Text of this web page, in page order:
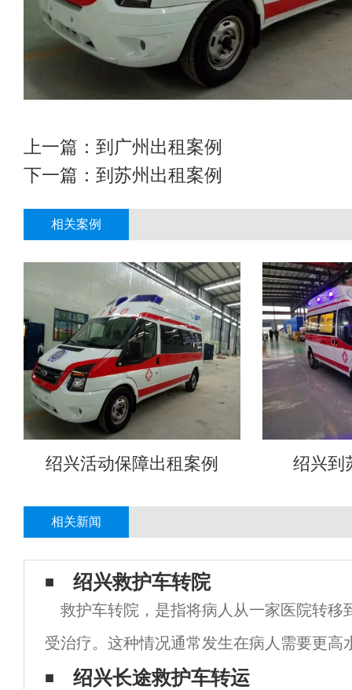
上一篇： 到广州出租案例
下一篇： 到苏州出租案例
相关案例
绍兴活动保障出租案例 绍兴到
相关新闻
绍兴救护车转院
救护车转院，是指将病人从一家医院转移
受治疗。这种情况通常发生在病人需要更高
或更专业的治疗时。以下是一些与救护车转
绍兴长途救护车转运